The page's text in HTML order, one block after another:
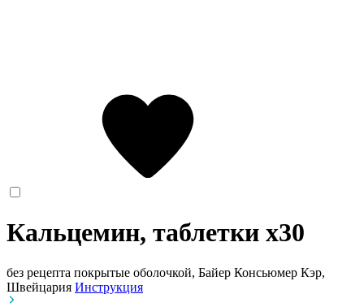
Кальцемин, таблетки x30
без рецепта покрытые оболочкой, Байер Консьюмер Кэр,
Швейцария Инструкция